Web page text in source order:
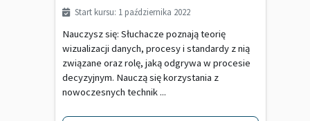
Start kursu: 1 października 2022
Nauczysz się: Słuchacze poznają teorię
wizualizacji danych, procesy i standardy z nią
związane oraz rolę, jaką odgrywa w procesie
decyzyjnym. Nauczą się korzystania z
nowoczesnych technik ...